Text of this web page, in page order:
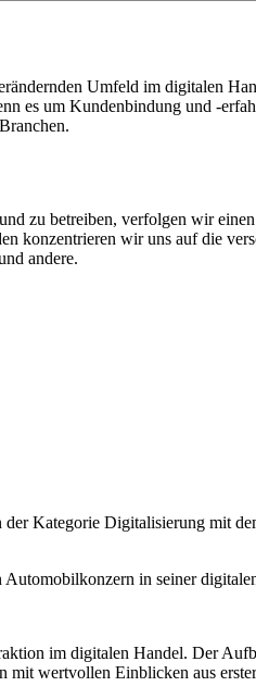
Umfeld im digitalen
es um Kundenbindung und -
zu betreiben, verfolgen wir
konzentrieren wir uns auf die
andere.
Kategorie Digitalisierung mit
in seiner
im digitalen Handel. Der
wertvollen Einblicken aus